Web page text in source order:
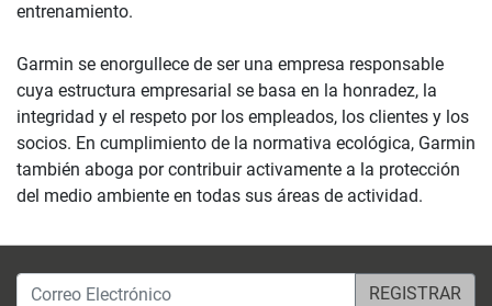
entrenamiento.
Garmin se enorgullece de ser una empresa responsable
cuya estructura empresarial se basa en la honradez, la
integridad y el respeto por los empleados, los clientes y los
socios. En cumplimiento de la normativa ecológica, Garmin
también aboga por contribuir activamente a la protección
del medio ambiente en todas sus áreas de actividad.
Correo Electrónico